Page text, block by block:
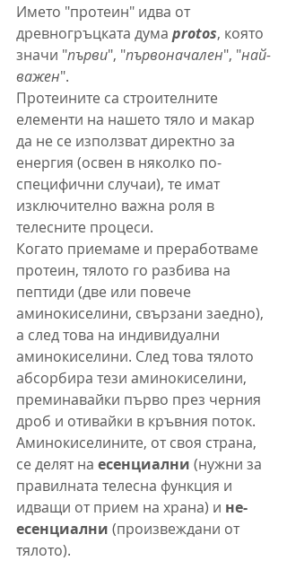
Името "протеин" идва от
древногръцката дума protos, която
значи "първи", "първоначален", "най-
важен".
Протеините са строителните
елементи на нашето тяло и макар
да не се използват директно за
енергия (освен в няколко по-
специфични случаи), те имат
изключително важна роля в
телесните процеси.
Когато приемаме и преработваме
протеин, тялото го разбива на
пептиди (две или повече
аминокиселини, свързани заедно),
а след това на индивидуални
аминокиселини. След това тялото
абсорбира тези аминокиселини,
преминавайки първо през черния
дроб и отивайки в кръвния поток.
Аминокиселините, от своя страна,
се делят на есенциални (нужни за
правилната телесна функция и
идващи от прием на храна) и не-
есенциални (произвеждани от
тялото).